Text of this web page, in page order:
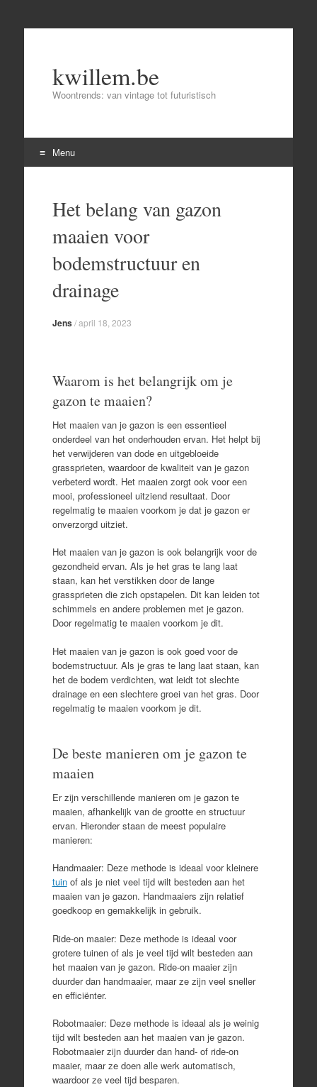
kwillem.be
Woontrends: van vintage tot futuristisch
Menu
contentHet belang van gazon
maaien voor
bodemstructuur en
drainage
Jens/april 18, 2023
Waarom is het belangrijk om je
gazon te maaien?
Het maaien van je gazon is een essentieel
onderdeel van het onderhouden ervan. Het helpt bij
het verwijderen van dode en uitgebloeide
grassprieten, waardoor de kwaliteit van je gazon
verbeterd wordt. Het maaien zorgt ook voor een
mooi, professioneel uitziend resultaat. Door
regelmatig te maaien voorkom je dat je gazon er
onverzorgd uitziet.
Het maaien van je gazon is ook belangrijk voor de
gezondheid ervan. Als je het gras te lang laat
staan, kan het verstikken door de lange
grassprieten die zich opstapelen. Dit kan leiden tot
schimmels en andere problemen met je gazon.
Door regelmatig te maaien voorkom je dit.
Het maaien van je gazon is ook goed voor de
bodemstructuur. Als je gras te lang laat staan, kan
het de bodem verdichten, wat leidt tot slechte
drainage en een slechtere groei van het gras. Door
regelmatig te maaien voorkom je dit.
De beste manieren om je gazon te
maaien
Er zijn verschillende manieren om je gazon te
maaien, afhankelijk van de grootte en structuur
ervan. Hieronder staan ​​de meest populaire
manieren:
Handmaaier: Deze methode is ideaal voor kleinere
tuinof als je niet veel tijd wilt besteden aan het
maaien van je gazon. Handmaaiers zijn relatief
goedkoop en gemakkelijk in gebruik.
Ride-on maaier: Deze methode is ideaal voor
grotere tuinen of als je veel tijd wilt besteden aan
het maaien van je gazon. Ride-on maaier zijn
duurder dan handmaaier, maar ze zijn veel sneller
en efficiënter.
Robotmaaier: Deze methode is ideaal als je weinig
tijd wilt besteden aan het maaien van je gazon.
Robotmaaier zijn duurder dan hand- of ride-on
maaier, maar ze doen alle werk automatisch,
waardoor ze veel tijd besparen.